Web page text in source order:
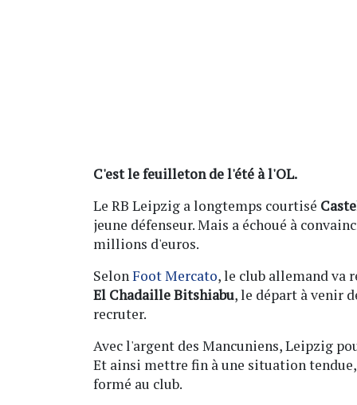
C'est le feuilleton de l'été à l'OL.
Le RB Leipzig a longtemps courtisé
jeune défenseur. Mais a échoué à
millions d'euros.
SelonFoot Mercato, le club allemand va
El Chadaille Bitshiabu, le départ à venir
recruter.
Avec l'argent des Mancuniens, Leipzig
Et ainsi mettre fin à une situation
formé au club.